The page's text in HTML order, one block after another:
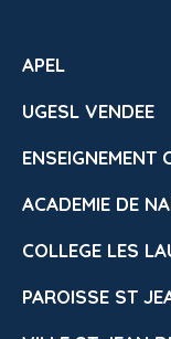
APEL
UGESL VENDEE
ENSEIGNEMENT
ACADEMIE DE
COLLEGE LES
PAROISSE ST